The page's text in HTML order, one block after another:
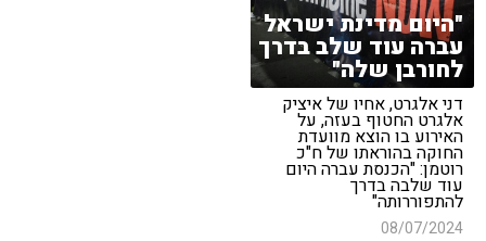
"היום מדינת ישראל
עברה עוד שלב בדרך
לחורבן שלה"
דני אלגרט, אחיו של איציק
אלגרט החטוף בעזה, על
האירוע בו הוצא מוועדת
החוקה בהוראתו של ח"כ
רוטמן: "הכנסת עברה היום
עוד שלבה בדרך
להתפוררותה"
08/07/2024